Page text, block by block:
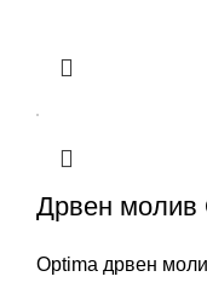
Дрвен молив
Optima дрвен